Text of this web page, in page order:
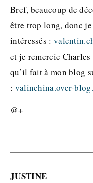
Bref, beaucoup de
être trop long, donc
intéressés :
et je remercie
qu’il fait à mon blog
: valinchina.over-
@+
JUSTINE